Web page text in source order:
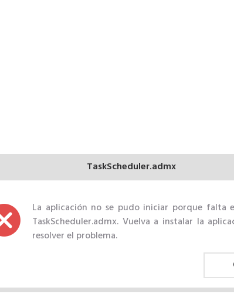
TaskScheduler.admx
La aplicación no se pudo iniciar porque falta
TaskScheduler.admx. Vuelva a instalar la
resolver el problema.